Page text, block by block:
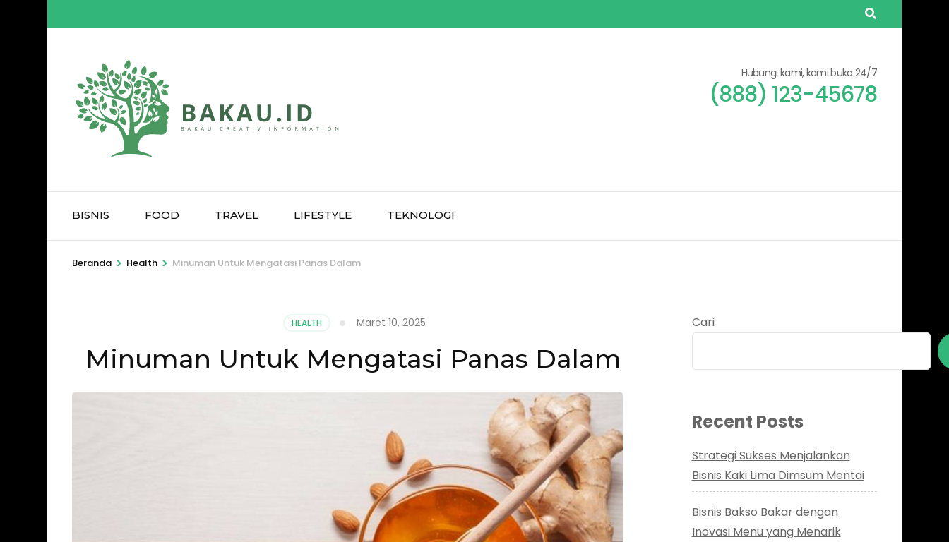
ke
Enter)
Hubungi kami, kami buka 24/7
(888) 123-45678
BISNIS FOOD TRAVEL LIFESTYLE TEKNOLOGI
Beranda > Health > Minuman Untuk Mengatasi Panas Dalam
HEALTH Maret 10, 2025
Minuman Untuk Mengatasi Panas Dalam
Cari
Recent Posts
Strategi Sukses Menjalankan
Bisnis Kaki Lima Dimsum Mentai
Bisnis Bakso Bakar dengan
Inovasi Menu yang Menarik